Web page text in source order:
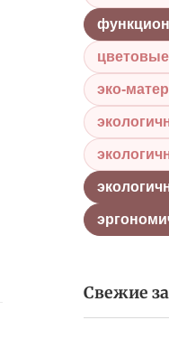
эко-
Свежие